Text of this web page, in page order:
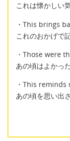
これは懐かしい
・This brings
これのおかげで
・Those were
あの頃はよかっ
・This
あの頃を思い出